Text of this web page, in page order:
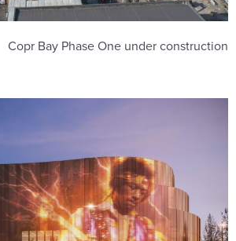
Copr Bay Phase One under construction